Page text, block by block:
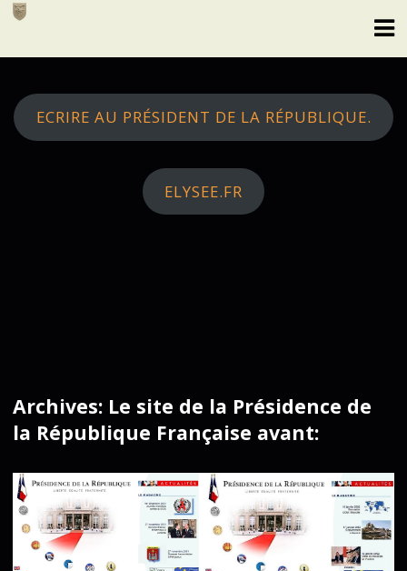
Skip
ECRIRE AU PRÉSIDENT DE LA RÉPUBLIQUE.
ELYSEE.FR
Archives: Le site de la Présidence de
la République Française avant: